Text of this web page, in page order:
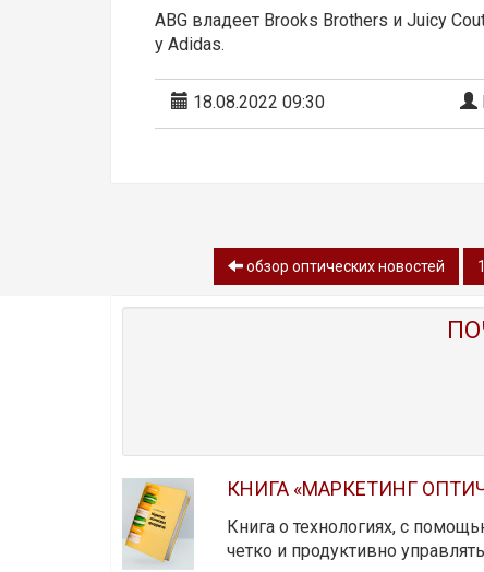
ABG владеет Brooks Brothers и Juicy
у Adidas.
18.08.2022 09:30
обзор оптических новостей
КНИГА «МАРКЕТИНГ
Книга о технологиях, с
четко и продуктивно